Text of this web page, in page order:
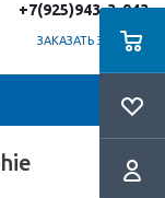
+7(925)943-3-943
ЗАКАЗАТЬ ЗВОНОК